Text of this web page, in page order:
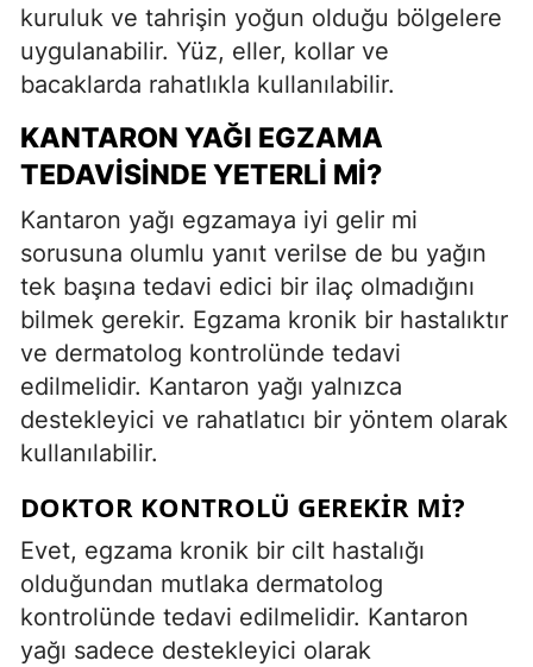
kuruluk ve tahrişin yoğun olduğu bölgelere
uygulanabilir. Yüz, eller, kollar ve
bacaklarda rahatlıkla kullanılabilir.
KANTARON YAĞI EGZAMA
TEDAVISINDE YETERLI MI?
Kantaron yağı egzamaya iyi gelir mi
sorusuna olumlu yanıt verilse de bu yağın
tek başına tedavi edici bir ilaç olmadığını
bilmek gerekir. Egzama kronik bir hastalıktır
ve dermatolog kontrolünde tedavi
edilmelidir. Kantaron yağı yalnızca
destekleyici ve rahatlatıcı bir yöntem olarak
kullanılabilir.
DOKTOR KONTROLÜ GEREKIR MI?
Evet, egzama kronik bir cilt hastalığı
olduğundan mutlaka dermatolog
kontrolünde tedavi edilmelidir. Kantaron
yağı sadece destekleyici olarak